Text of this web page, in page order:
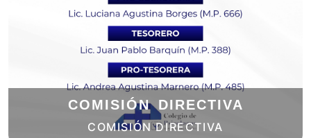
COMISIÓN DIRECTIVA
COMISIÓN DIRECTIVA